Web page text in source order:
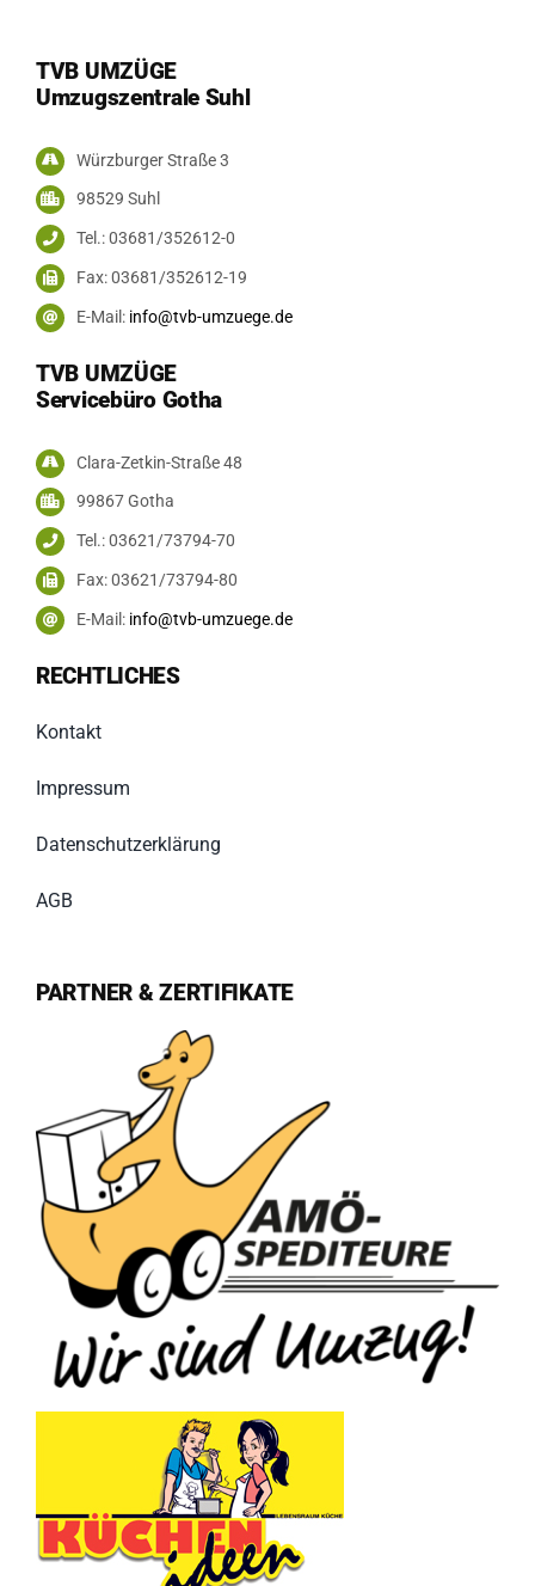
TVB UMZÜGE
Umzugszentrale Suhl
Würzburger Straße 3
98529 Suhl
Tel.: 03681/352612-0
Fax: 03681/352612-19
E-Mail: info@tvb-umzuege.de
TVB UMZÜGE
Servicebüro Gotha
Clara-Zetkin-Straße 48
99867 Gotha
Tel.: 03621/73794-70
Fax: 03621/73794-80
E-Mail: info@tvb-umzuege.de
RECHTLICHES
Kontakt
Impressum
Datenschutzerklärung
AGB
PARTNER & ZERTIFIKATE